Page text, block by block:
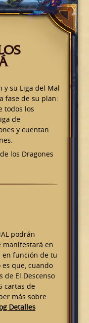
y su Liga del Mal
fase de su plan:
todos los
de
y cuentan
los Dragones
podrán
manifestará en
en función de tu
que, cuando
El Descenso
cartas de
más sobre
Detalles